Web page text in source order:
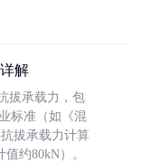
解
拔承载力，包
标准（如《混
拔承载力计算
约80kN）。